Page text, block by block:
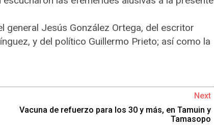
general Jesús González Ortega, del escritor
y del político Guillermo Prieto; así como la
Next
Vacuna de refuerzo para los 30 y más, en Tamuin y
Tamasopo